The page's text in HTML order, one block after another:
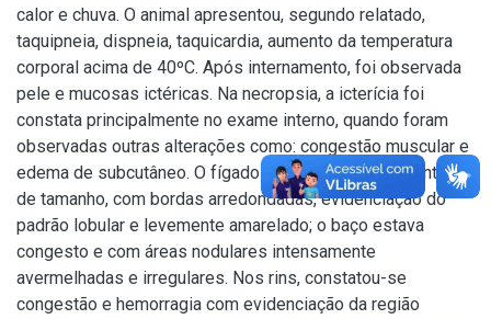
calor e chuva. O animal apresentou, segundo relatado,
taquipneia, dispneia, taquicardia, aumento da temperatura
corporal acima de 40ºC. Após internamento, foi observada
pele e mucosas ictéricas. Na necropsia, a icterícia foi
constata principalmente no exame interno, quando foram
observadas outras alterações como: congestão muscular e
edema de subcutâneo. O fígado apresentou-se aumentado
de tamanho, com bordas arredondadas, evidenciação do
padrão lobular e levemente amarelado; o baço estava
congesto e com áreas nodulares intensamente
avermelhadas e irregulares. Nos rins, constatou-se
congestão e hemorragia com evidenciação da região